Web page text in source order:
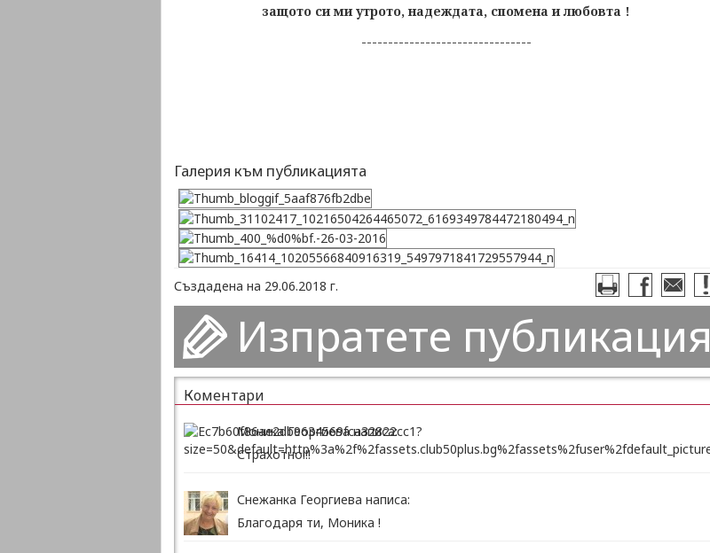
защото си ми утрото, надеждата, спомена и любовта !
--------------------------------
Галерия към публикацията
Създадена на 29.06.2018 г.
Изпратете публикация
Коментари
Моника Георгиева написа:
Страхотно!!!
Снежанка Георгиева написа:
Благодаря ти, Моника !